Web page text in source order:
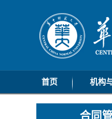
首页 机构
合同